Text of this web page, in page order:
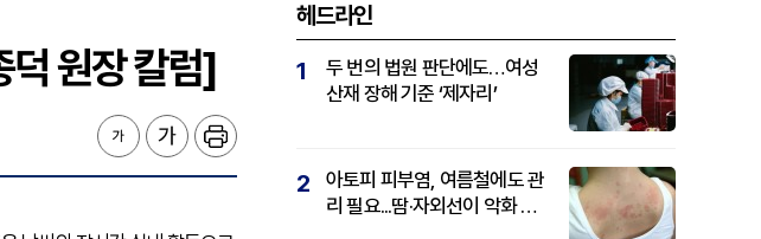
덕 원장 칼럼]
헤드라인
1
두 번의 법원 판단에도…여성
산재 장해 기준 ‘제자리’
2
아토피 피부염, 여름철에도 관
리 필요...땀·자외선이 악화 요